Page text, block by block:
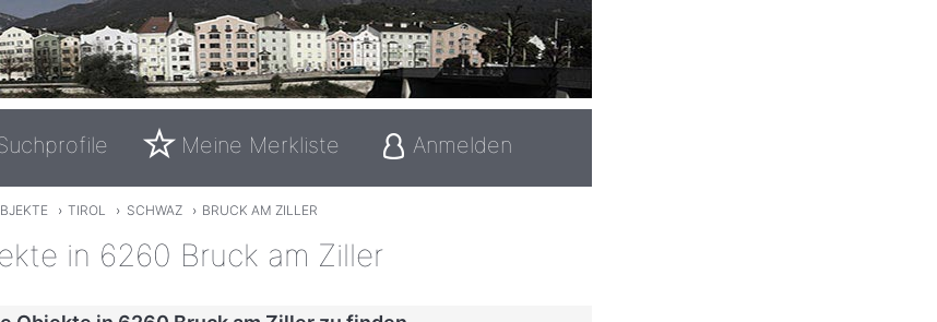
Meine Merkliste Anmelden
› TIROL › SCHWAZ › BRUCK AM ZILLER
in 6260 Bruck am Ziller